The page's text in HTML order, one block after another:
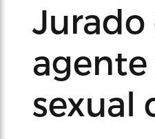
Jurado
sexual